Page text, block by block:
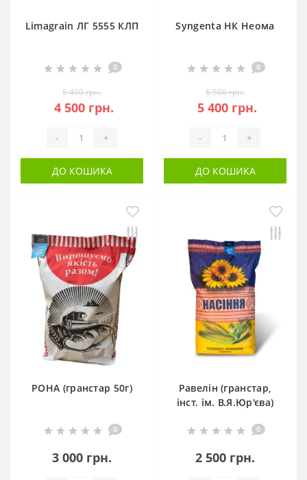
Limagrain ЛГ 5555 КЛП
0
5 400 грн.
4 500 грн.
- +
ДО КОШИКА
Syngenta НК Неома
0
6 500 грн.
5 400 грн.
- +
ДО КОШИКА
РОНА (гранстар 50г)
0
3 000 грн.
Равелін (гранстар,
інст. ім. В.Я.Юр'єва)
0
2 500 грн.